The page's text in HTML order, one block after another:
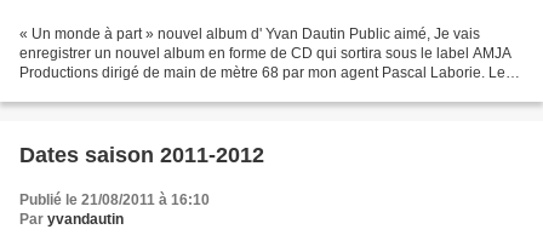
« Un monde à part » nouvel album d' Yvan Dautin Public aimé, Je vais
enregistrer un nouvel album en forme de CD qui sortira sous le label AMJA
Productions dirigé de main de mètre 68 par mon agent Pascal Laborie. Les
Dates saison 2011-2012
Publié le 21/08/2011 à 16:10
Par yvandautin